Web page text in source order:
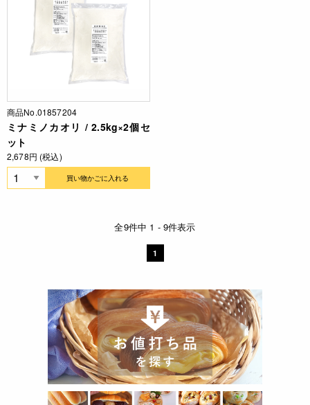
商品No.01857204
ミナミノカオリ / 2.5kg×2個セ
ット
2,678円 (税込)
買い物かごに入れる
全9件中 1 - 9件表示
1